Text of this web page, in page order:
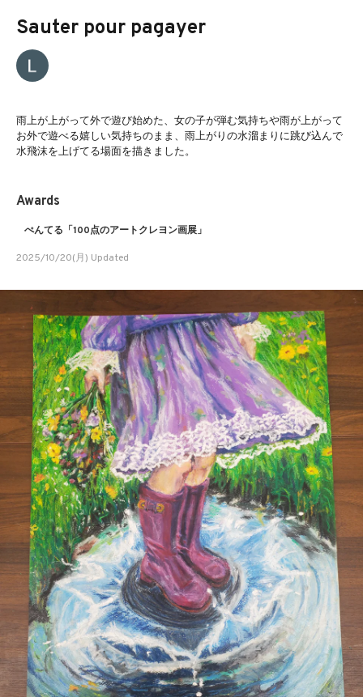
Sauter pour pagayer
雨上が上がって外で遊び始めた、女の子が弾む気持ちや雨が上がって
お外で遊べる嬉しい気持ちのまま、雨上がりの水溜まりに跳び込んで
水飛沫を上げてる場面を描きました。
Awards
ぺんてる「100点のアートクレヨン画展」
2025/10/20(月) Updated